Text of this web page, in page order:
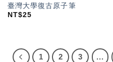
臺灣大學復古原子筆
NT$25
1 2 3 ...